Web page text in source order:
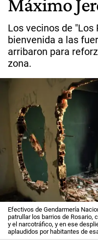
Máximo
Los vecinos de
bienvenida a las
arribaron para
zona.
Efectivos de Gendarmería
patrullar los barrios de Rosario,
y el narcotráfico, y en ese
aplaudidos por habitantes de